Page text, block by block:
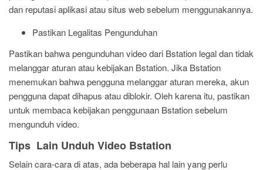
dan reputasi aplikasi atau situs web sebelum menggunakannya.
Pastikan Legalitas Pengunduhan
Pastikan bahwa pengunduhan video dari Bstation legal dan tidak
melanggar aturan atau kebijakan Bstation. Jika Bstation
menemukan bahwa pengguna melanggar aturan mereka, akun
pengguna dapat dihapus atau diblokir. Oleh karena itu, pastikan
untuk membaca kebijakan penggunaan Bstation sebelum
mengunduh video.
Tips Lain Unduh Video Bstation
Selain cara-cara di atas, ada beberapa hal lain yang perlu